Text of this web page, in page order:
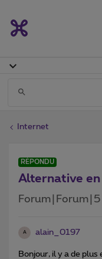
Internet
RÉPONDU
Alternative
Forum|Forum|5
A alain_0197
Bonjour, il y a de plus